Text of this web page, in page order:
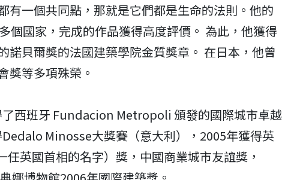
有一個共同點，那就是它們都是生命的法則。他的
個國家，完成的作品獲得高度評價。 為此，他獲得
諾貝爾獎的法國建築學院金質獎章。 在日本，他曾
獎等多項殊榮。
了西班牙 Fundacion Metropoli 頒發的國際城市卓越
Minosse大獎賽（意大利），2005年獲得英
英國首相的名字）獎，中國商業城市友誼獎，